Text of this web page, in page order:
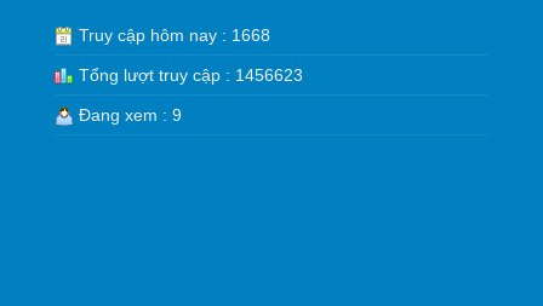
Truy cập hôm nay : 1668
Tổng lượt truy cập : 1456623
Đang xem : 9